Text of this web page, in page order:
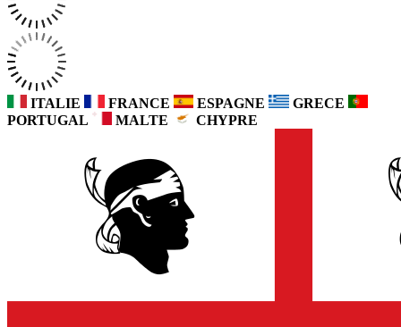
ITALIE FRANCE ESPAGNE
GRECE
PORTUGAL
MALTE CHYPRE